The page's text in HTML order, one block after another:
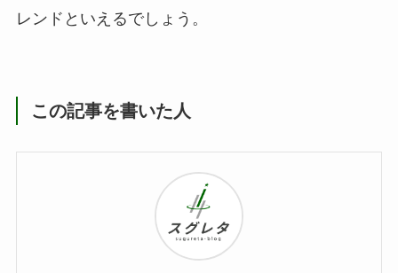
レンドといえるでしょう。
この記事を書いた人